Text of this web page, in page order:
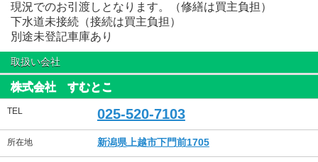
現況でのお引渡しとなります。（修繕は買主負担）
下水道未接続（接続は買主負担）
別途未登記車庫あり
取扱い会社
株式会社 すむとこ
TEL 025-520-7103
所在地 新潟県上越市下門前1705